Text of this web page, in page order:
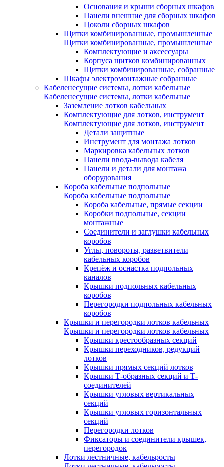
Основания и крыши сборных шкафов
Панели внешние для сборных шкафов
Цоколи сборных шкафов
Щитки комбинированные, промышленные
Щитки комбинированные, промышленные
Комплектующие и аксессуары
Корпуса щитков комбинированных
Щитки комбинированные, собранные
Шкафы электромонтажные собранные
Кабеленесущие системы, лотки кабельные
Кабеленесущие системы, лотки кабельные
Заземление лотков кабельных
Комплектующие для лотков, инструмент
Комплектующие для лотков, инструмент
Детали защитные
Инструмент для монтажа лотков
Маркировка кабельных лотков
Панели ввода-вывода кабеля
Панели и детали для монтажа
оборудования
Короба кабельные подпольные
Короба кабельные подпольные
Короба кабельные, прямые секции
Коробки подпольные, секции
монтажные
Соединители и заглушки кабельных
коробов
Углы, повороты, разветвители
кабельных коробов
Крепёж и оснастка подпольных
каналов
Крышки подпольных кабельных
коробов
Перегородки подпольных кабельных
коробов
Крышки и перегородки лотков кабельных
Крышки и перегородки лотков кабельных
Крышки крестообразных секций
Крышки переходников, редукций
лотков
Крышки прямых секций лотков
Крышки Т-образных секций и Т-
соединителей
Крышки угловых вертикальных
секций
Крышки угловых горизонтальных
секций
Перегородки лотков
Фиксаторы и соединители крышек,
перегородок
Лотки лестничные, кабельросты